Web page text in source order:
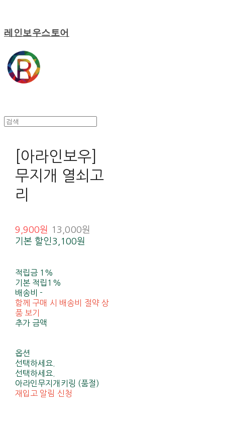
레인보우스토어
[아라인보우]
무지개 열쇠고
리
9,900원
13,000원
기본 할인 3,100원
적립금 1%
기본 적립 1%
배송비-
함께 구매 시 배송비 절약 상
품 보기
추가 금액
옵션
선택하세요.
선택하세요.
아라인무지개키링 (품절)
재입고 알림 신청